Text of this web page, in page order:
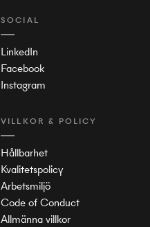
SOCIAL
LinkedIn
Facebook
Instagram
VILLKOR & POLICY
Hållbarhet
Kvalitetspolicy
Arbetsmiljö
Code of Conduct
Allmänna villkor